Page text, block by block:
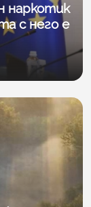
наркотик
с него е